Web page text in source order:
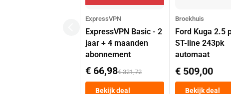
ExpressVPN
ExpressVPN Basic - 2
jaar + 4 maanden
abonnement
€ 66,98€ 321,72
Bekijk deal
Broekhuis
Ford Kuga 2.5
ST-line 243pk
automaat
€ 509,00
Bekijk deal